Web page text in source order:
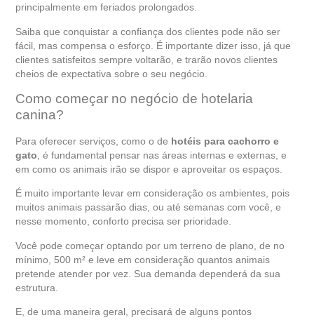
principalmente em feriados prolongados.
Saiba que conquistar a confiança dos clientes pode não ser
fácil, mas compensa o esforço. É importante dizer isso, já que
clientes satisfeitos sempre voltarão, e trarão novos clientes
cheios de expectativa sobre o seu negócio.
Como começar no negócio de hotelaria
canina?
Para oferecer serviços, como o de hotéis para cachorro e
gato , é fundamental pensar nas áreas internas e externas, e
em como os animais irão se dispor e aproveitar os espaços.
É muito importante levar em consideração os ambientes, pois
muitos animais passarão dias, ou até semanas com você, e
nesse momento, conforto precisa ser prioridade.
Você pode começar optando por um terreno de plano, de no
mínimo, 500 m² e leve em consideração quantos animais
pretende atender por vez. Sua demanda dependerá da sua
estrutura.
E, de uma maneira geral, precisará de alguns pontos